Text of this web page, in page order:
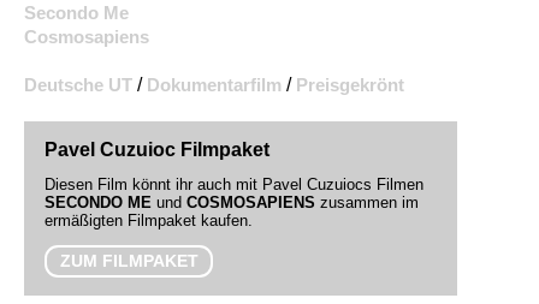
Secondo Me
Cosmosapiens
Deutsche UT / Dokumentarfilm / Preisgekrönt
Pavel Cuzuioc Filmpaket
Diesen Film könnt ihr auch mit Pavel Cuzuiocs Filmen
SECONDO ME und COSMOSAPIENS zusammen im
ermäßigten Filmpaket kaufen.
ZUM FILMPAKET